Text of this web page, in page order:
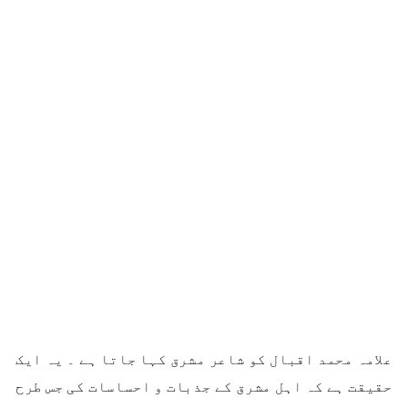
علامہ محمد اقبال کو شاعر مشرق کہا جاتا ہے ۔ یہ ایک
حقیقت ہے کہ اہل مشرق کے جذبات و احساسات کی جس طرح